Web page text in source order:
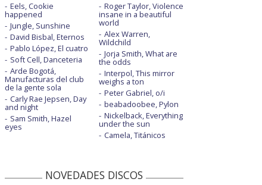
Eels, Cookie
happened
Jungle, Sunshine
David Bisbal, Eternos
Pablo López, El cuatro
Soft Cell, Danceteria
Arde Bogotá,
Manufacturas del club
de la gente sola
Carly Rae Jepsen, Day
and night
Sam Smith, Hazel
eyes
Roger Taylor, Violence
insane in a beautiful
world
Alex Warren,
Wildchild
Jorja Smith, What are
the odds
Interpol, This mirror
weighs a ton
Peter Gabriel, o/i
beabadoobee, Pylon
Nickelback, Everything
under the sun
Camela, Titánicos
NOVEDADES DISCOS